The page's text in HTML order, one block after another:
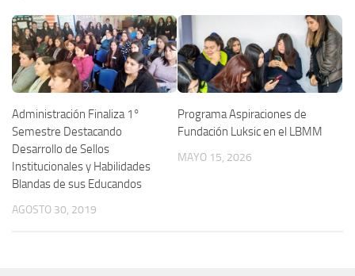
Administración Finaliza 1°
Semestre Destacando
Desarrollo de Sellos
Institucionales y Habilidades
Blandas de sus Educandos
AGOSTO 30, 2019
Programa Aspiraciones de
Fundación Luksic en el LBMM
MAYO 15, 2026